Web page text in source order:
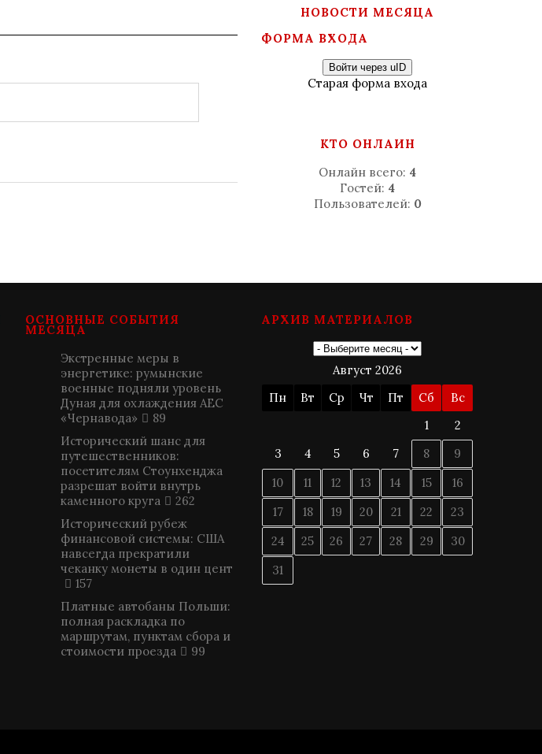
НОВОСТИ МЕСЯЦА
ФОРМА ВХОДА
Войти через uID
Старая форма входа
КТО ОНЛАЙН
Онлайн всего: 4
Гостей: 4
Пользователей: 0
ОСНОВНЫЕ СОБЫТИЯ
МЕСЯЦА
Экстренные меры в
энергетике: румынские
военные подняли уровень
Дуная для охлаждения АЕС
«Чернавода»
89
Исторический шанс для
путешественников:
посетителям Стоунхенджа
разрешат войти внутрь
каменного круга
262
Исторический рубеж
финансовой системы: США
навсегда прекратили
чеканку монеты в один цент
157
Платные автобаны Польши:
полная раскладка по
маршрутам, пунктам сбора и
стоимости проезда
99
АРХИВ МАТЕРИАЛОВ
Август 2026
Пн
Вт Ср Чт Пт Сб
Вс
1
2
3
4 5 6 7 8
9
10
11 12 13 14 15
16
17
18 19 20 21 22
23
24
25 26 27 28 29
30
31